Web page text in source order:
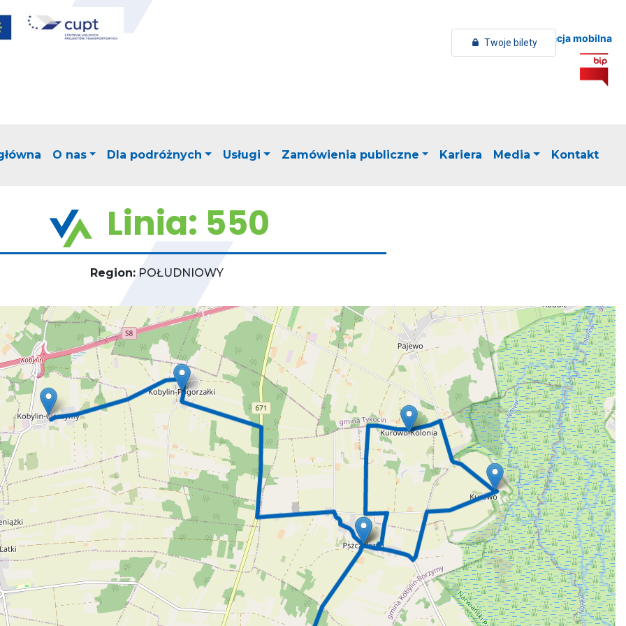
Twoje biletyAplikacja mobilna
O nas Dla podróżnych Usługi Zamówienia publiczne Kariera Media Kontakt
Linia: 550
Region:POŁUDNIOWY